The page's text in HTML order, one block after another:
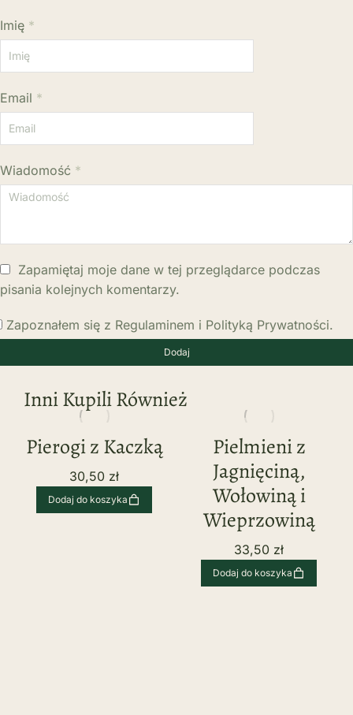
Imię *
Email *
Wiadomość *
Zapamiętaj moje dane w tej przeglądarce podczas
pisania kolejnych komentarzy.
Zapoznałem się z Regulaminem i Polityką Prywatności.
Dodaj
Inni Kupili Również
Pierogi z Kaczką
30,50 zł
Dodaj do koszyka
Pielmieni z
Jagnięciną,
Wołowiną i
Wieprzowiną
33,50 zł
Dodaj do koszyka